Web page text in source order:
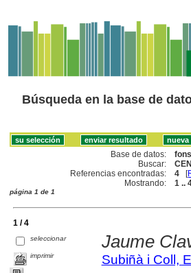
Búsqueda en la base de
Base de datos:
fons
Buscar:
Referencias encontradas:
4 [
Mostrando:
1 ..
página 1 de 1
1 / 4
seleccionar
imprimir
Jaume
Subiñà i Coll,